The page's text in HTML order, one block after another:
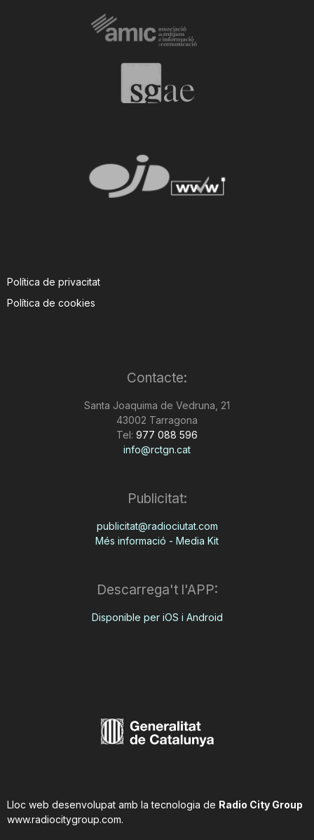
g
Política de privacitat
Política de cookies
Contacte:
Santa Joaquima de Vedruna, 21
43002 Tarragona
Tel: 977 088 596
info@rctgn.cat
Publicitat:
publicitat@radiociutat.com
Més informació - Media Kit
Descarrega't l'APP:
Disponible per iOS i Android
Lloc web desenvolupat amb la tecnologia de Radio City Group
www.radiocitygroup.com.